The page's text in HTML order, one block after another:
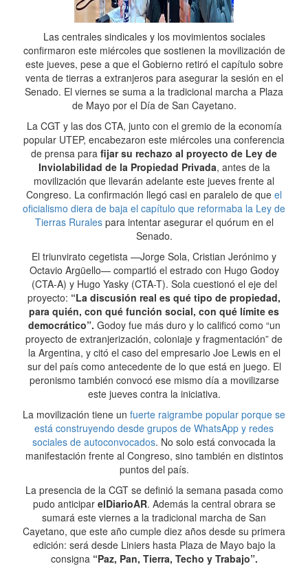
Las centrales sindicales y los movimientos sociales
confirmaron este miércoles que sostienen la movilización de
este jueves, pese a que el Gobierno retiró el capítulo sobre
venta de tierras a extranjeros para asegurar la sesión en el
Senado. El viernes se suma a la tradicional marcha a Plaza
de Mayo por el Día de San Cayetano.
La CGT y las dos CTA, junto con el gremio de la economía
popular UTEP, encabezaron este miércoles una conferencia
de prensa para fijar su rechazo al proyecto de Ley de
Inviolabilidad de la Propiedad Privada, antes de la
movilización que llevarán adelante este jueves frente al
Congreso. La confirmación llegó casi en paralelo de que el
oficialismo diera de baja el capítulo que reformaba la Ley de
Tierras Ruralespara intentar asegurar el quórum en el
Senado.
El triunvirato cegetista —Jorge Sola, Cristian Jerónimo y
Octavio Argüello— compartió el estrado con Hugo Godoy
(CTA-A) y Hugo Yasky (CTA-T). Sola cuestionó el eje del
proyecto: “La discusión real es qué tipo de propiedad,
para quién, con qué función social, con qué límite es
democrático”. Godoy fue más duro y lo calificó como “un
proyecto de extranjerización, coloniaje y fragmentación” de
la Argentina, y citó el caso del empresario Joe Lewis en el
sur del país como antecedente de lo que está en juego. El
peronismo también convocó ese mismo día a movilizarse
este jueves contra la iniciativa.
La movilización tiene un fuerte raigrambe popular porque se
está construyendo desde grupos de WhatsApp y redes
sociales de autoconvocados. No solo está convocada la
manifestación frente al Congreso, sino también en distintos
puntos del país.
La presencia de la CGT se definió la semana pasada como
pudo anticipar elDiarioAR. Además la central obrara se
sumará este viernes a la tradicional marcha de San
Cayetano, que este año cumple diez años desde su primera
edición: será desde Liniers hasta Plaza de Mayo bajo la
consigna “Paz, Pan, Tierra, Techo y Trabajo”.